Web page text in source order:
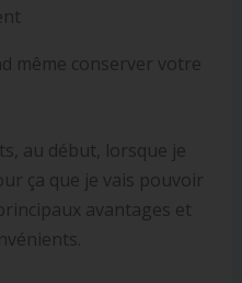
même conserver votre
au début, lorsque je
ça que je vais pouvoir
avantages et